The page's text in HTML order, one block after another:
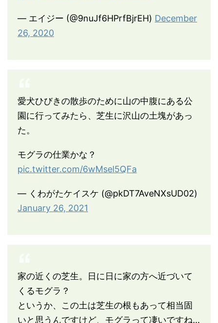
— エイジー (@9nuJf6HPrfBjrEH) December
26, 2020
愛犬ひびきの散歩のために山の中腹にある公
園に行ってみたら、芝生に沢山の土塊があっ
た。
モグラの仕業かな？
pic.twitter.com/6wMsel5QFa
— くわがたケイスケ (@pkDT7AveNXsUD02)
January 26, 2021
家の近くの芝生。日に日に家の方へ近づいて
くるモグラ？
というか、この土は芝生の根もあって相当固
いと思うんですけど、モグラって凄いですね…